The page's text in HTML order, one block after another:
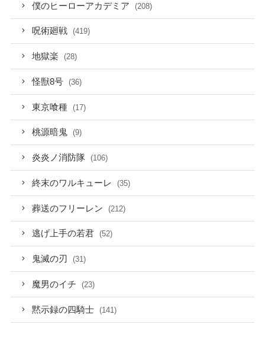
僕のヒーローアカデミア (208)
呪術廻戦 (419)
地獄楽 (28)
怪獣8号 (36)
東京喰種 (17)
桃源暗鬼 (9)
炎炎ノ消防隊 (106)
終末のワルキューレ (35)
葬送のフリーレン (212)
逃げ上手の若君 (52)
鬼滅の刃 (31)
魔男のイチ (23)
黙示録の四騎士 (141)